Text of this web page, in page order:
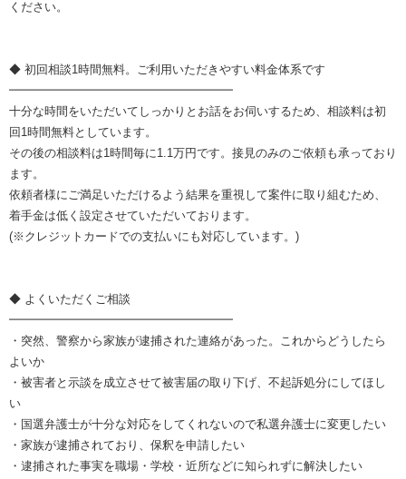
ください。
◆ 初回相談1時間無料。ご利用いただきやすい料金体系です
━━━━━━━━━━━━━━━━━━━
十分な時間をいただいてしっかりとお話をお伺いするため、相談料は初
回1時間無料としています。
その後の相談料は1時間毎に1.1万円です。接見のみのご依頼も承っており
ます。
依頼者様にご満足いただけるよう結果を重視して案件に取り組むため、
着手金は低く設定させていただいております。
(※クレジットカードでの支払いにも対応しています。)
◆ よくいただくご相談
━━━━━━━━━━━━━━━━━━━
・突然、警察から家族が逮捕された連絡があった。これからどうしたら
よいか
・被害者と示談を成立させて被害届の取り下げ、不起訴処分にしてほし
い
・国選弁護士が十分な対応をしてくれないので私選弁護士に変更したい
・家族が逮捕されており、保釈を申請したい
・逮捕された事実を職場・学校・近所などに知られずに解決したい